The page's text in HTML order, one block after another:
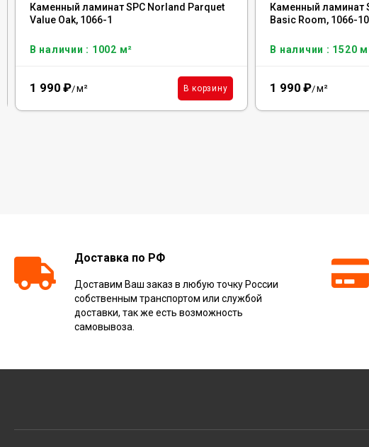
Каменный ламинат SPC Norland Parquet
Value Oak, 1066-1
В наличии : 1002 м²
1 990 ₽/м² В корзину
Каменный ламинат
Basic Room, 1066-10
В наличии : 1520
1 990 ₽/м²
Доставка по РФ
Доставим Ваш заказ в любую точку России
собственным транспортом или службой
доставки, так же есть возможность
самовывоза.